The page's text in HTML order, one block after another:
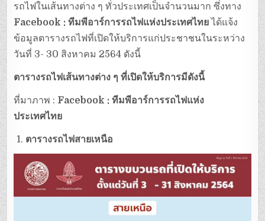
รถไฟในเส้นทางต่าง ๆ ทั่วประเทศเป็นจำนวนมาก ซึ่งทาง
Facebook : ทีมพีอาร์การรถไฟแห่งประเทศไทยได้แจ้ง
ข้อมูลตารางรถไฟที่เปิดให้บริการแก่ประชาชนในระหว่าง
วันที่ 3- 30 สิงหาคม 2564 ดังนี้
ตารางรถไฟเส้นทางต่าง ๆ ที่เปิดให้บริการมีดังนี้
ที่มาภาพ : Facebook : ทีมพีอาร์การรถไฟแห่ง
ประเทศไทย
ตารางรถไฟสายเหนือ